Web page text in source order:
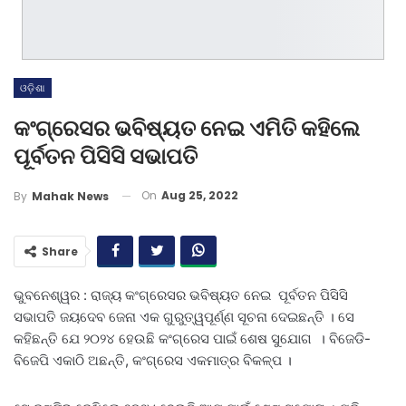
ଓଡ଼ିଶା
କଂଗ୍ରେସର ଭବିଷ୍ୟତ ନେଇ ଏମିତି କହିଲେ
ପୂର୍ବତନ ପିସିସି ସଭାପତି
By Mahak News On Aug 25, 2022
Share
ଭୁବନେଶ୍ୱର : ରାଜ୍ୟ କଂଗ୍ରେସର ଭବିଷ୍ୟତ ନେଇ ପୂର୍ବତନ ପିସିସି
ସଭାପତି ଜୟଦେବ ଜେନା ଏକ ଗୁରୁତ୍ୱପୂର୍ଣ୍ଣ ସୂଚନା ଦେଇଛନ୍ତି । ସେ
କହିଛନ୍ତି ଯେ ୨୦୨୪ ହେଉଛି କଂଗ୍ରେସ ପାଇଁ ଶେଷ ସୁଯୋଗ । ବିଜେଡି-
ବିଜେପି ଏକାଠି ଅଛନ୍ତି, କଂଗ୍ରେସ ଏକମାତ୍ର ବିକଳ୍ପ ।